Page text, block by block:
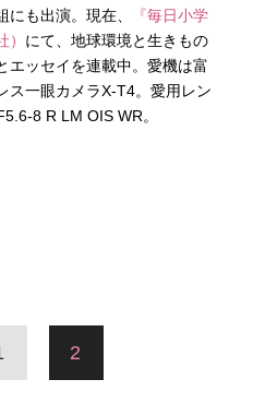
も出演。現在、
『毎日小学
にて、地球環境と生きもの
エッセイを連載中。愛機は富
ス一眼カメラX-T4。愛用レン
8 R LM OIS WR。
2